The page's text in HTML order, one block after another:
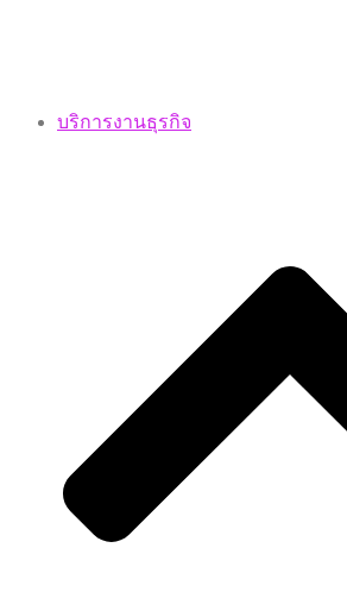
บริการงานธุรกิจ